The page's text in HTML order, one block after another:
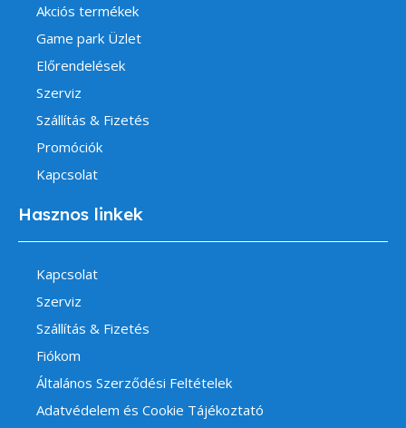
Akciós termékek
Game park Üzlet
Előrendelések
Szerviz
Szállítás & Fizetés
Promóciók
Kapcsolat
Hasznos linkek
Kapcsolat
Szerviz
Szállítás & Fizetés
Fiókom
Általános Szerződési Feltételek
Adatvédelem és Cookie Tájékoztató